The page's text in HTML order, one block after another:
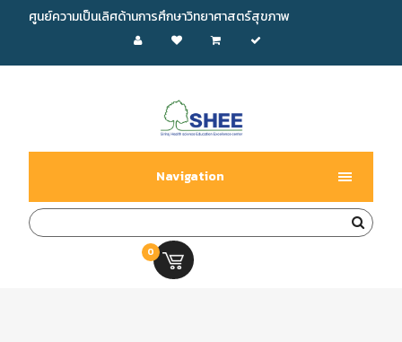
ศูนย์ความเป็นเลิศด้านการศึกษาวิทยาศาสตร์สุขภาพ
Navigation
0